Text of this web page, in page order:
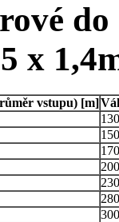
x
vstupu) [m]
130
150
170
200
230
280
300